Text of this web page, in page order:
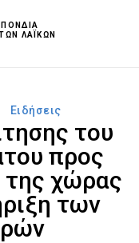
ΛΑΪΚΩΝ
Ειδήσεις
του
προς
χώρας
των